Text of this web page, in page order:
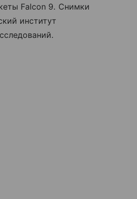
Falcon 9. Снимки
институт